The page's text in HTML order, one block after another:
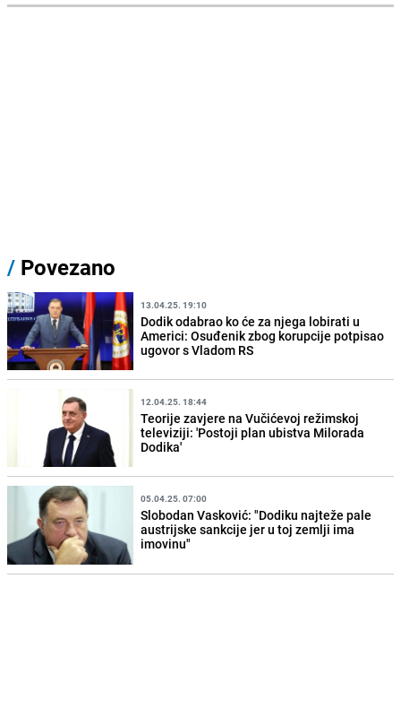
/ Povezano
13.04.25. 19:10
Dodik odabrao ko će za njega lobirati u
Americi: Osuđenik zbog korupcije potpisao
ugovor s Vladom RS
12.04.25. 18:44
Teorije zavjere na Vučićevoj režimskoj
televiziji: 'Postoji plan ubistva Milorada
Dodika'
05.04.25. 07:00
Slobodan Vasković: "Dodiku najteže pale
austrijske sankcije jer u toj zemlji ima
imovinu"